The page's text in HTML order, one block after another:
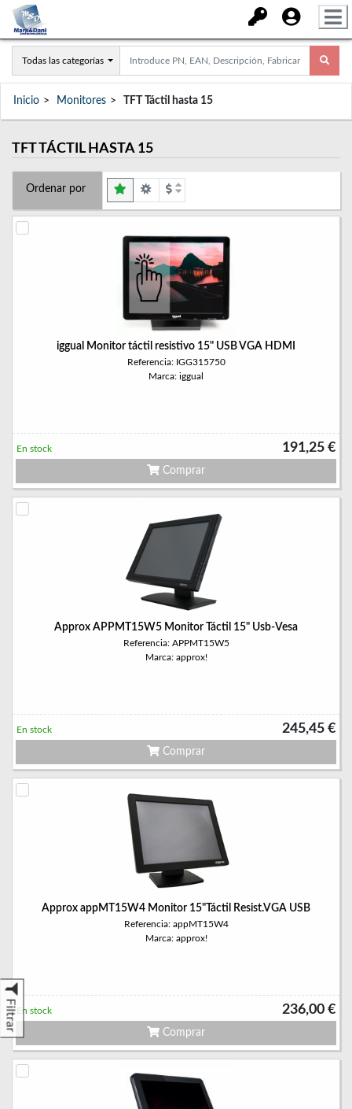
Todas las categorías
Inicio Monitores TFT Táctil hasta 15
TFT TÁCTIL HASTA 15
Filtrar
Ordenar por
iggual Monitor táctil resistivo 15" USB VGA HDMI
Referencia: IGG315750
Marca: iggual
191,25 €
En stock
Comprar
Approx APPMT15W5 Monitor Táctil 15" Usb-Vesa
Referencia: APPMT15W5
Marca: approx!
245,45 €
En stock
Comprar
Approx appMT15W4 Monitor 15"Táctil Resist.VGA USB
Referencia: appMT15W4
Marca: approx!
236,00 €
En stock
Comprar